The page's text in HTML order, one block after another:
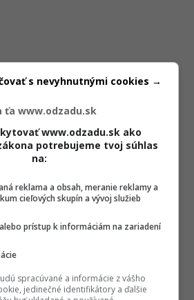
ťa www.odzadu.sk
www.odzadu.sk ako
potrebujeme tvoj súhlas
na:
reklama a obsah, meranie reklamy a
cieľových skupín a vývoj služieb
prístup k informáciám na zariadení
spracúvané a informácie z vášho
jedinečné identifikátory a ďalšie
s nevyhnutnými cookies →